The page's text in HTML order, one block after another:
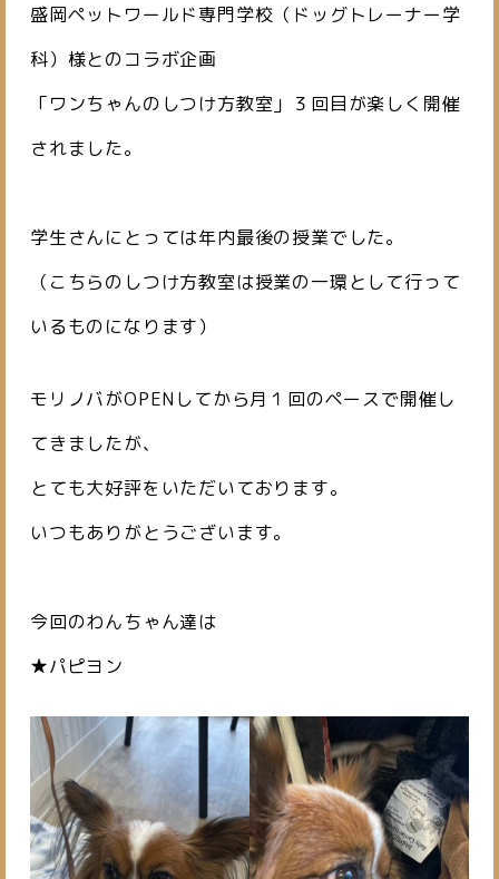
盛岡ペットワールド専門学校（ドッグトレーナー学
科）様とのコラボ企画
「ワンちゃんのしつけ方教室」３回目が楽しく開催
されました。
学生さんにとっては年内最後の授業でした。
（こちらのしつけ方教室は授業の一環として行って
いるものになります）
モリノバがOPENしてから月１回のペースで開催し
てきましたが、
とても大好評をいただいております。
いつもありがとうございます。
今回のわんちゃん達は
★パピヨン